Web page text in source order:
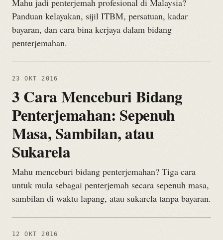
Mahu jadi penterjemah profesional di Malaysia?
Panduan kelayakan, sijil ITBM, persatuan, kadar
bayaran, dan cara bina kerjaya dalam bidang
penterjemahan.
23 OKT 2016
3 Cara Menceburi Bidang
Penterjemahan: Sepenuh
Masa, Sambilan, atau
Sukarela
Mahu menceburi bidang penterjemahan? Tiga cara
untuk mula sebagai penterjemah secara sepenuh masa,
sambilan di waktu lapang, atau sukarela tanpa bayaran.
12 OKT 2016